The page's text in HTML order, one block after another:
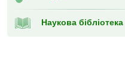
Наукова бібліотека